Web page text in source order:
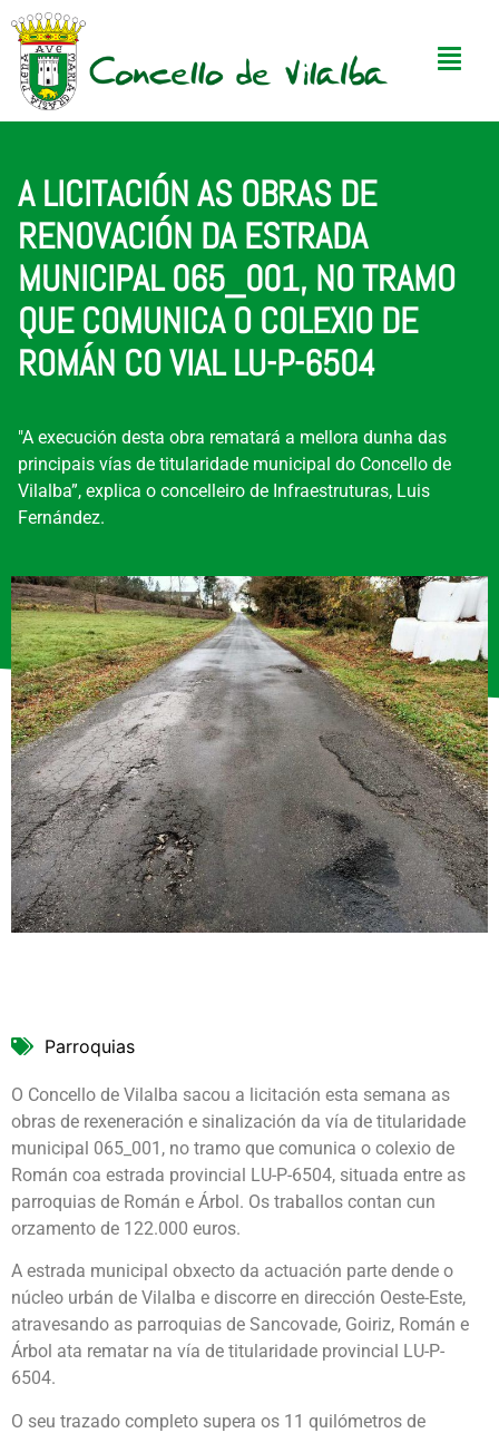
A LICITACIÓN AS OBRAS DE
RENOVACIÓN DA ESTRADA
MUNICIPAL 065_001, NO TRAMO
QUE COMUNICA O COLEXIO DE
ROMÁN CO VIAL LU-P-6504
"A execución desta obra rematará a mellora dunha das
principais vías de titularidade municipal do Concello de
Vilalba”, explica o concelleiro de Infraestruturas, Luis
Fernández.
Parroquias
O Concello de Vilalba sacou a licitación esta semana as
obras de rexeneración e sinalización da vía de titularidade
municipal 065_001, no tramo que comunica o colexio de
Román coa estrada provincial LU-P-6504, situada entre as
parroquias de Román e Árbol. Os traballos contan cun
orzamento de 122.000 euros.
A estrada municipal obxecto da actuación parte dende o
núcleo urbán de Vilalba e discorre en dirección Oeste-Este,
atravesando as parroquias de Sancovade, Goiriz, Román e
Árbol ata rematar na vía de titularidade provincial LU-P-
6504.
O seu trazado completo supera os 11 quilómetros de